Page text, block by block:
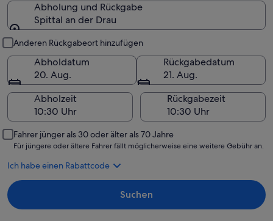
Abholung und Rückgabe
Spittal an der Drau
Anderen Rückgabeort hinzufügen
Abholdatum
20. Aug.
Rückgabedatum
21. Aug.
Abholzeit
Rückgabezeit
Fahrer jünger als 30 oder älter als 70 Jahre
Für jüngere oder ältere Fahrer fällt möglicherweise eine weitere Gebühr an.
Ich habe einen Rabattcode
Suchen